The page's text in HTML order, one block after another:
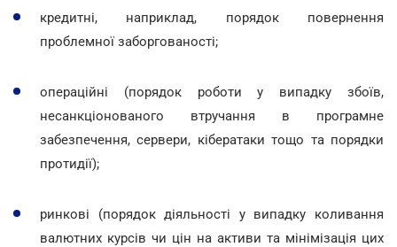
кредитні, наприклад, порядок повернення
проблемної заборгованості;
операційні (порядок роботи у випадку збоїв,
несанкціонованого втручання в програмне
забезпечення, сервери, кібератаки тощо та порядки
протидії);
ринкові (порядок діяльності у випадку коливання
валютних курсів чи цін на активи та мінімізація цих